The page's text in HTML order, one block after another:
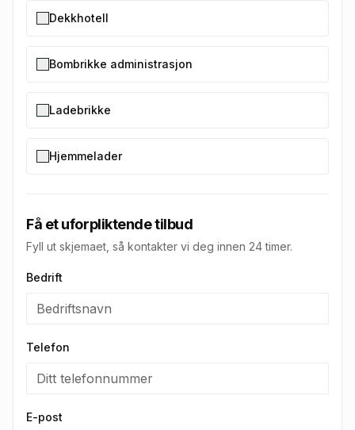
Dekkhotell
Bombrikke administrasjon
Ladebrikke
Hjemmelader
Få et uforpliktende tilbud
Fyll ut skjemaet, så kontakter vi deg innen 24 timer.
Bedrift
Telefon
E-post